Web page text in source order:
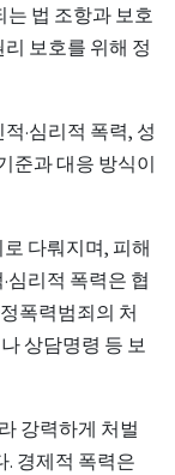
는 법 조항과 보호
보호를 위해 정
·심리적 폭력, 성
준과 대응 방식이
다뤄지며, 피해
심리적 폭력은 협
폭력범죄의 처
상담명령 등 보
강력하게 처벌
. 경제적 폭력은